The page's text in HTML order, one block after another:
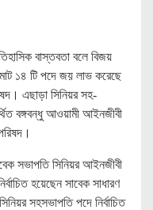
বাস্তবতা বলে বিজয়
১৪ টি পদে জয় লাভ করেছে
এছাড়া সিনিয়র সহ-
বঙ্গবন্ধু আওয়ামী আইনজীবী
সভাপতি সিনিয়র আইনজীবী
হয়েছেন সাবেক সাধারণ
সহসভাপতি পদে নির্বাচিত